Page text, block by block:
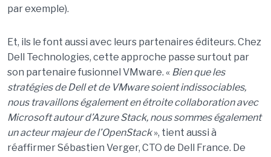
par exemple).
Et, ils le font aussi avec leurs partenaires éditeurs. Chez
Dell Technologies, cette approche passe surtout par
son partenaire fusionnel VMware. « Bien que les
stratégies de Dell et de VMware soient indissociables,
nous travaillons également en étroite collaboration avec
Microsoft autour d’Azure Stack, nous sommes également
un acteur majeur de l’OpenStack», tient aussi à
réaffirmer Sébastien Verger, CTO de Dell France. De